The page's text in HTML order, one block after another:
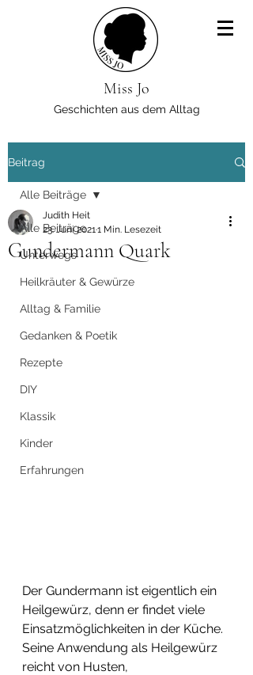
Miss Jo
Geschichten aus dem Alltag
Beitrag
Alle Beiträge
Unterwegs
Heilkräuter & Gewürze
Alltag & Familie
Gedanken & Poetik
Rezepte
DIY
Klassik
Kinder
Erfahrungen
Alle Beiträge
Gundermann Quark
Judith Heit
23. Juni 20211 Min. Lesezeit
Der Gundermann ist eigentlich ein
Heilgewürz, denn er findet viele
Einsatzmöglichkeiten in der Küche.
Seine Anwendung als Heilgewürz
reicht von Husten,